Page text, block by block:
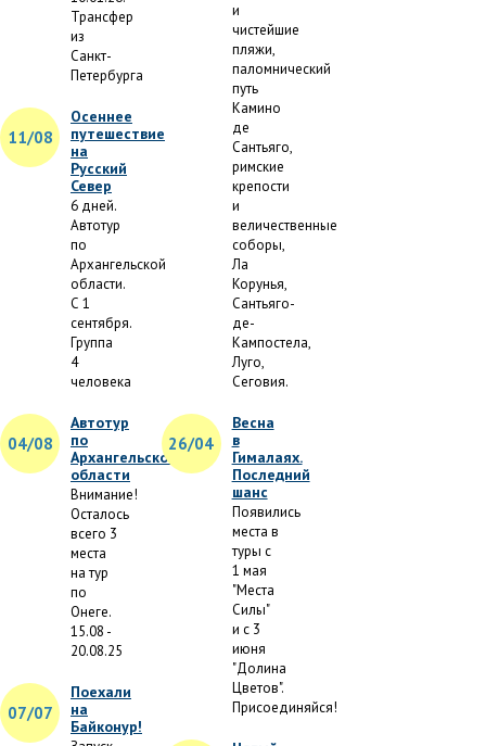
Трансфер
из
Санкт-
Петербурга
11/08
Осеннее
путешествие
на
Русский
Север
6 дней.
Автотур
по
Архангельской
области.
С 1
сентября.
Группа
4
человека
04/08
Автотур
по
Архангельской
области
Внимание!
Осталось
всего 3
места
на тур
по
Онеге.
15.08 -
20.08.25
07/07
Поехали
на
Байконур!
и
чистейшие
пляжи,
паломнический
путь
Камино
де
Сантьяго,
римские
крепости
и
величественные
соборы,
Ла
Корунья,
Сантьяго-
де-
Кампостела,
Луго,
Сеговия.
26/04
Весна
в
Гималаях.
Последний
шанс
Появились
места в
туры с
1 мая
"Места
Силы"
и с 3
июня
"Долина
Цветов".
Присоединяйся!